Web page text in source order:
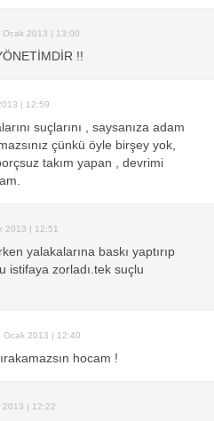
Ocak 2013 | 13:00
!!
| 12:59
suçlarını , saysanıza adam
çünkü öyle birşey yok,
takım yapan , devrimi
2013 | 12:51
yalakalarına baskı yaptırıp
istifaya zorladı.tek suçlu
Ocak 2013 | 12:40
hocam !
2013 | 12:22